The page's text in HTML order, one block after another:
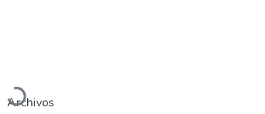
Cargando...
Archivos